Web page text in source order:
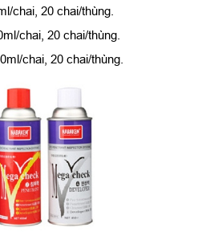
chai, 20 chai/thùng.
chai, 20 chai/thùng.
chai, 20 chai/thùng.